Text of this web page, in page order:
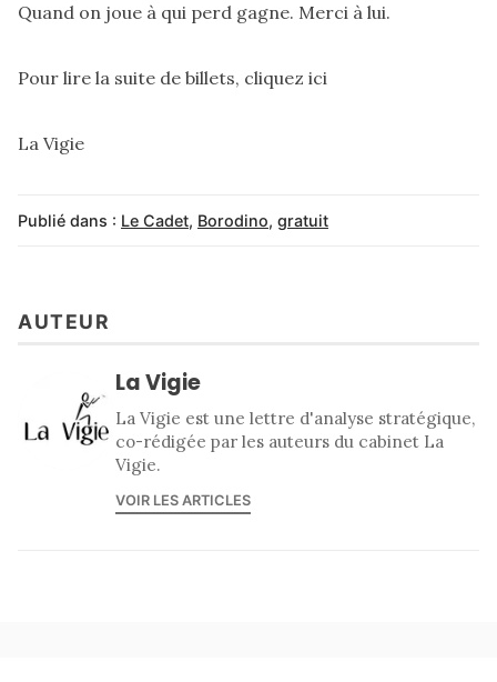
Quand on joue à qui perd gagne. Merci à lui.
Pour lire la suite de billets, cliquez ici
La Vigie
Publié dans : Le Cadet, Borodino, gratuit
AUTEUR
La Vigie
La Vigie est une lettre d'analyse stratégique,
co-rédigée par les auteurs du cabinet La
Vigie.
VOIR LES ARTICLES